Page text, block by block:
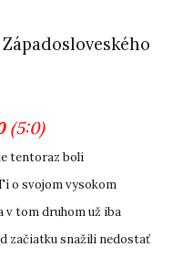
(5:0)
tentoraz boli
o svojom vysokom
v tom druhom už iba
začiatku snažili nedostať